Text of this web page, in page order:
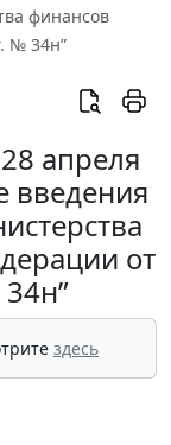
финансов
№ 34н”
апреля
введения
от
здесь